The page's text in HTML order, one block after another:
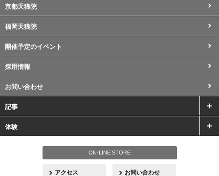
京都天狼院
福岡天狼院
開催予定のイベント
採用情報
お問い合わせ
記事
体験
ON-LINE STORE
アクセス お問い合わせ